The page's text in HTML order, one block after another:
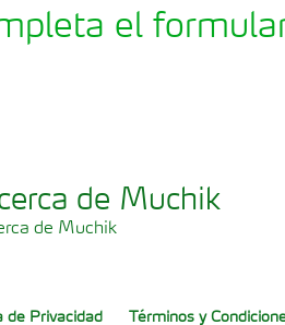
el
de Muchik
de Muchik
de Privacidad Términos y